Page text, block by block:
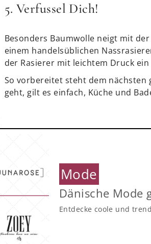
5. Verfussel Dich!
Besonders Baumwolle neigt mit
einem handelsüblichen
der Rasierer mit leichtem Druck
So vorbereitet steht dem nächsten
geht, gilt es einfach, Küche und
Mode
Dänische Mode
Entdecke coole und